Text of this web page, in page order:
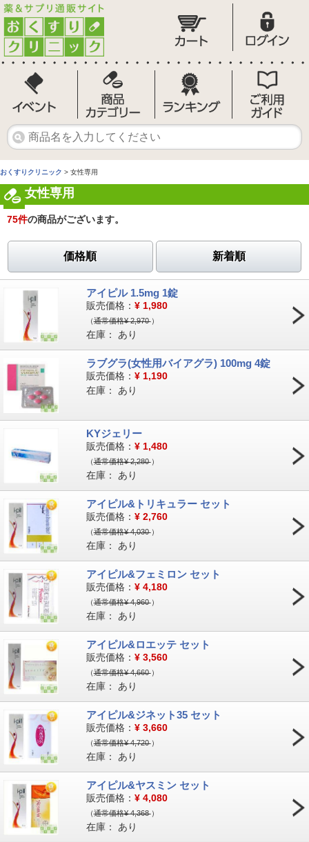
おくすりクリニック > 女性専用
女性専用
75件の商品がございます。
価格順 新着順
アイピル 1.5mg 1錠
販売価格： ¥ 1,980
（通常価格¥2,970 ）
在庫： あり
ラブグラ(女性用バイアグラ) 100mg 4錠
販売価格： ¥ 1,190
在庫： あり
KYジェリー
販売価格： ¥ 1,480
（通常価格¥2,280 ）
在庫： あり
アイピル&トリキュラー セット
販売価格： ¥ 2,760
（通常価格¥4,030 ）
在庫： あり
アイピル&フェミロン セット
販売価格： ¥ 4,180
（通常価格¥4,960 ）
在庫： あり
アイピル&ロエッテ セット
販売価格： ¥ 3,560
（通常価格¥4,660 ）
在庫： あり
アイピル&ジネット35 セット
販売価格： ¥ 3,660
（通常価格¥4,720 ）
在庫： あり
アイピル&ヤスミン セット
販売価格： ¥ 4,080
（通常価格¥4,368 ）
在庫： あり